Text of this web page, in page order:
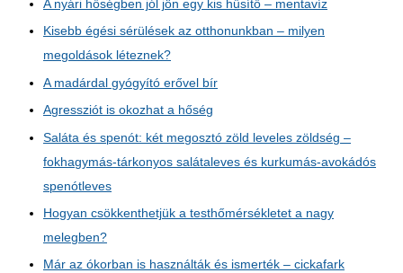
A nyári hőségben jól jön egy kis hűsítő – mentavíz
Kisebb égési sérülések az otthonunkban – milyen
megoldások léteznek?
A madárdal gyógyító erővel bír
Agressziót is okozhat a hőség
Saláta és spenót: két megosztó zöld leveles zöldség –
fokhagymás-tárkonyos salátaleves és kurkumás-avokádós
spenótleves
Hogyan csökkenthetjük a testhőmérsékletet a nagy
melegben?
Már az ókorban is használták és ismerték – cickafark